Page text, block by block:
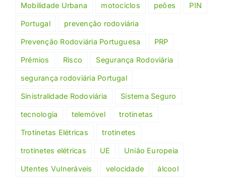
Mobilidade Urbana motociclos peões PIN
Portugal prevenção rodoviária
Prevenção Rodoviária Portuguesa PRP
Prémios Risco Segurança Rodoviária
segurança rodoviária Portugal
Sinistralidade Rodoviária Sistema Seguro
tecnologia telemóvel trotinetas
Trotinetas Elétricas trotinetes
trotinetes elétricas UE União Europeia
Utentes Vulneráveis velocidade álcool